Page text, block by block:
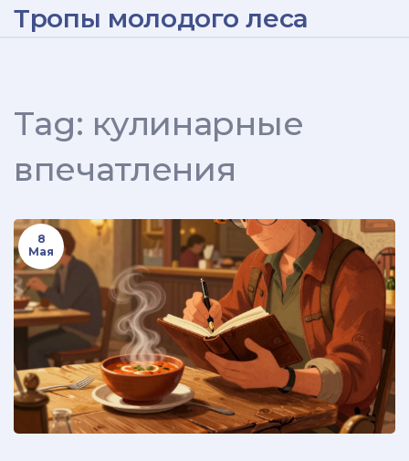
Тропы молодого леса
Tag: кулинарные
впечатления
8
Мая